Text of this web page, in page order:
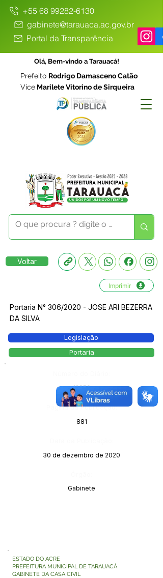
+55 68 99282-6130
gabinete@tarauaca.ac.gov.br
Portal da Transparência
Olá, Bem-vindo a Tarauacá!
Prefeito Rodrigo Damasceno Catão
Vice Marilete Vitorino de Sirqueira
Voltar
Imprimir
Portaria N° 306/2020 - JOSE ARI BEZERRA
DA SILVA
Legislação
Portaria
12950
Página da Publicação:
881
30 de dezembro de 2020
Gabinete
ESTADO DO ACRE
PREFEITURA MUNICIPAL DE TARAUACÁ
GABINETE DA CASA CIVIL